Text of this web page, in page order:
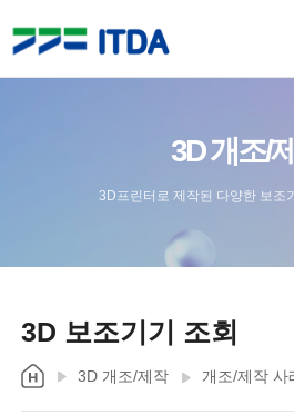
3D 개조/
3D프린터로 제작된 다양한 보조
3D 보조기기 조회
3D 개조/제작 개조/제작 사